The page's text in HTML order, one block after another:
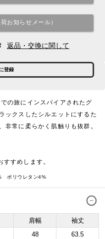
返品・交換に関して
登録
の旅にインスパイアされたグ
ックスしたシルエットにするた
常に柔らかく肌触りも抜群。
すめします。
ポリウレタン4%
肩幅
袖丈
48
63.5